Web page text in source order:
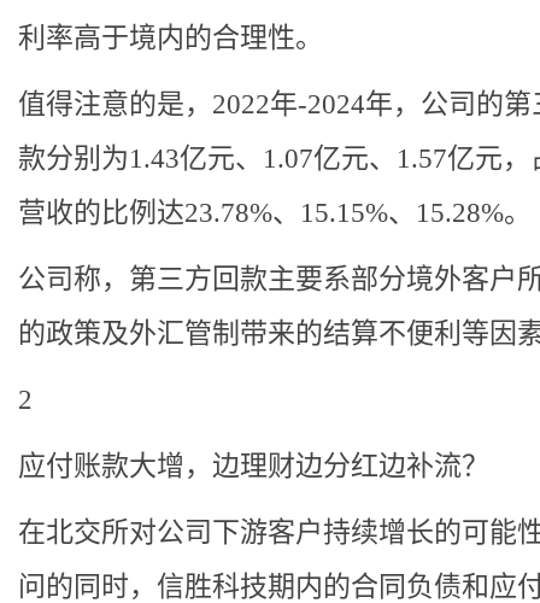
利率高于境内的合理性。
值得注意的是，2022年-2024年，公司的第
款分别为1.43亿元、1.07亿元、1.57亿元，
营收的比例达23.78%、15.15%、15.28%。
公司称，第三方回款主要系部分境外客户
的政策及外汇管制带来的结算不便利等因
2
应付账款大增，边理财边分红边补流？
在北交所对公司下游客户持续增长的可能
问的同时，信胜科技期内的合同负债和应